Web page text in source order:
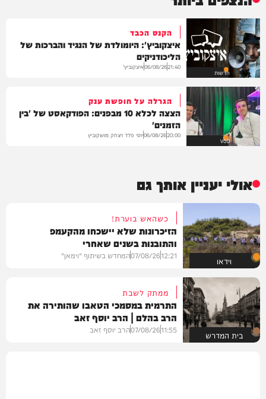
חדשות
הקנס הכבד
איצקוביץ': היומולדת של הנגיד והברכות של
הליכודניקים
21:40
06/08/26איצקוביץ'
VOD
הגרלה על חופשת ענק
הצצה לכלא 10 מבפנים: הפודקאסט של 'בין
הזמנים'
20:00
06/08/26יוסי פלד ויצחק מושקוביץ
אולי יעניין אותך גם
וידאו
כשהאש בוערת!
הזיכרונות שלא יישכחו מהקעמפ
והתובנות בשנים שאחרי
12:21
07/08/26המחדש בשיתוף "וימאן"
בית המדרש
ממתק לשבת
התרמית במסמכי הטאבו שהותירה את
הרב בהלם | הרב יוסף זאב
11:55
07/08/26הרב יוסף זאב